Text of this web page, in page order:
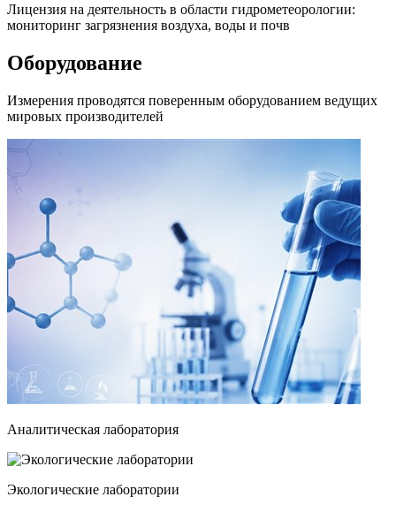
Лицензия на деятельность в области гидрометеорологии:
мониторинг загрязнения воздуха, воды и почв
Оборудование
Измерения проводятся поверенным оборудованием ведущих
мировых производителей
Аналитическая лаборатория
Экологические лаборатории